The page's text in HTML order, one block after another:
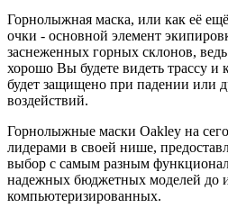
Горнолыжная маска, или как её
очки - основной элемент
заснеженных горных склонов, ведь
хорошо Вы будете видеть трассу
будет защищено при падении или
воздействий.
Горнолыжные маски Oakley на
лидерами в своей нише,
выбор с самым разным
надежных бюджетных моделей до
компьютеризированных.